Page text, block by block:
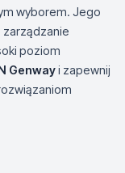
wyborem. Jego
zarządzanie
poziom
Genwayi zapewnij